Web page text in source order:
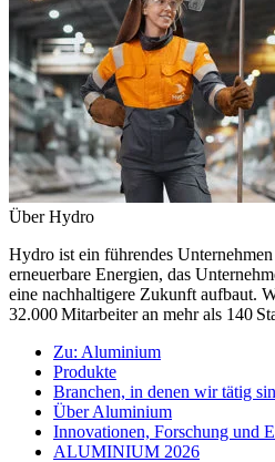
Über Hydro
Hydro ist ein führendes
erneuerbare Energien, das
eine nachhaltigere Zukunft aufbaut.
32.000 Mitarbeiter an mehr als 140
Zu: Aluminium
Produkte
Branchen, in denen wir tätig
Über Aluminium
Innovationen, Forschung und
ALUMINIUM 2026